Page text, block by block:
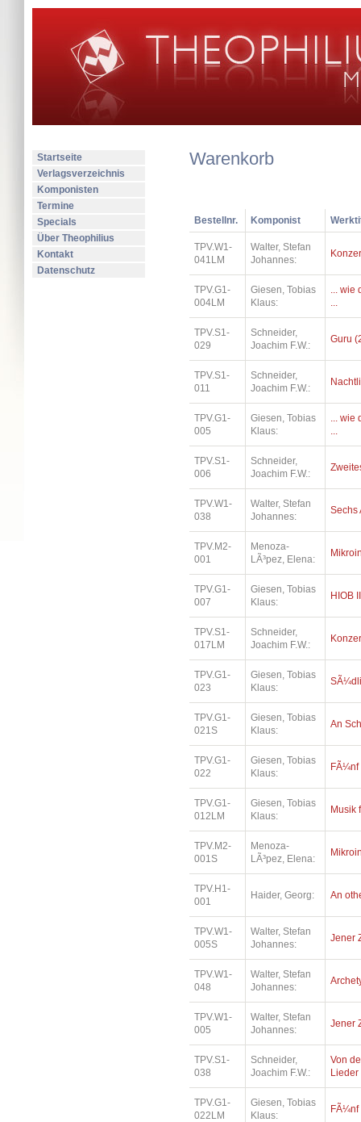
Startseite
Verlagsverzeichnis
Komponisten
Termine
Specials
Über Theophilius
Kontakt
Datenschutz
Warenkorb
Bestellnr. Komponist
TPV.W1-
041LM
Walter, Stefan
Johannes:
TPV.G1-
004LM
Giesen, Tobias
Klaus:
... wie
...
TPV.S1-
029
Schneider,
Joachim F.W.:
Guru
TPV.S1-
011
Schneider,
Joachim F.W.:
TPV.G1-
005
Giesen, Tobias
Klaus:
... wie
...
TPV.S1-
006
Schneider,
Joachim F.W.:
TPV.W1-
038
Walter, Stefan
Johannes:
Sechs
TPV.M2-
001
Menoza-
LÃ³pez, Elena:
TPV.G1-
007
Giesen, Tobias
Klaus:
HIOB II
TPV.S1-
017LM
Schneider,
Joachim F.W.:
TPV.G1-
023
Giesen, Tobias
Klaus:
TPV.G1-
021S
Giesen, Tobias
Klaus:
An
TPV.G1-
022
Giesen, Tobias
Klaus:
FÃ¼nf
TPV.G1-
012LM
Giesen, Tobias
Klaus:
Musik
TPV.M2-
001S
Menoza-
LÃ³pez, Elena:
TPV.H1-
001
Haider, Georg: An
TPV.W1-
005S
Walter, Stefan
Johannes:
Jener
TPV.W1-
048
Walter, Stefan
Johannes:
TPV.W1-
005
Walter, Stefan
Johannes:
Jener
TPV.S1-
038
Schneider,
Joachim F.W.:
Von
Lieder
TPV.G1-
022LM
Giesen, Tobias
Klaus:
FÃ¼nf